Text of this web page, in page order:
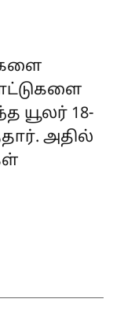
யூலர் 18-
அதில்